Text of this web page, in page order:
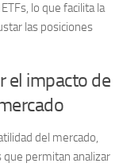
lo que facilita la
las posiciones
el impacto de
del mercado,
que permitan analizar